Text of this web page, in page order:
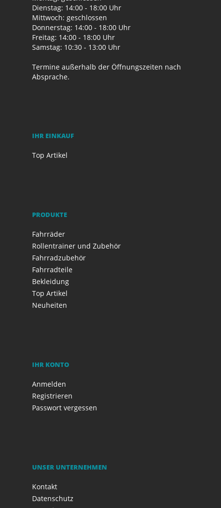
Dienstag: 14:00 - 18:00 Uhr
Mittwoch: geschlossen
Donnerstag: 14:00 - 18:00 Uhr
Freitag: 14:00 - 18:00 Uhr
Samstag: 10:30 - 13:00 Uhr
Termine außerhalb der Öffnungszeiten nach
Absprache.
IHR EINKAUF
Top Artikel
PRODUKTE
Fahrräder
Rollentrainer und Zubehör
Fahrradzubehör
Fahrradteile
Bekleidung
Top Artikel
Neuheiten
IHR KONTO
Anmelden
Registrieren
Passwort vergessen
UNSER UNTERNEHMEN
Kontakt
Datenschutz